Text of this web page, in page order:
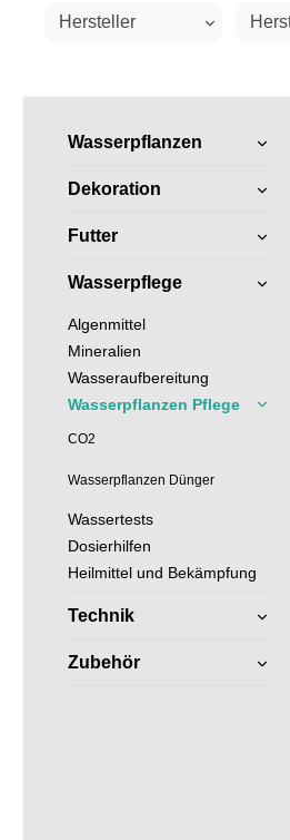
Hersteller
Wasserpflanzen
Dekoration
Futter
Wasserpflege
Algenmittel
Mineralien
Wasseraufbereitung
Wasserpflanzen Pflege
CO2
Wasserpflanzen Dünger
Wassertests
Dosierhilfen
Heilmittel und Bekämpfung
Technik
Zubehör